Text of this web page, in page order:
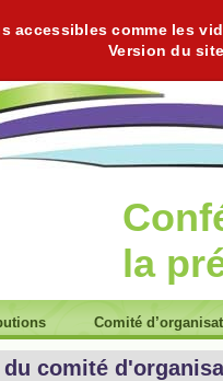
accessibles comme les
Version du
la
Comité
comité